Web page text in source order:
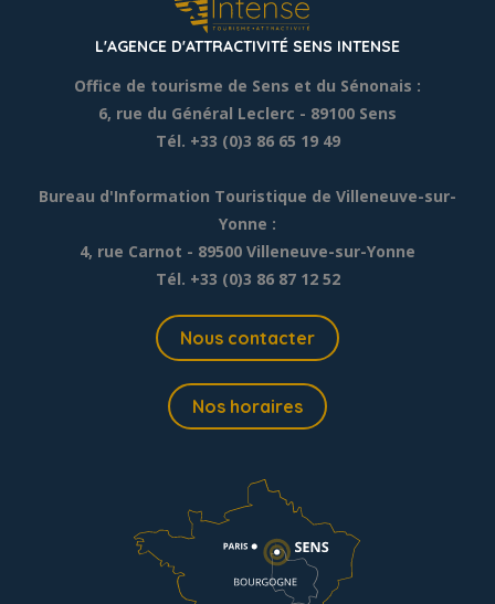
L'AGENCE D'ATTRACTIVITÉ SENS INTENSE
Office de tourisme de Sens et du Sénonais :
6, rue du Général Leclerc - 89100 Sens
Tél. +33 (0)3 86 65 19 49
Bureau d'Information Touristique de Villeneuve-sur-
Yonne :
4, rue Carnot - 89500 Villeneuve-sur-Yonne
Tél. +33 (0)3 86 87 12 52
Nous contacter
Nos horaires